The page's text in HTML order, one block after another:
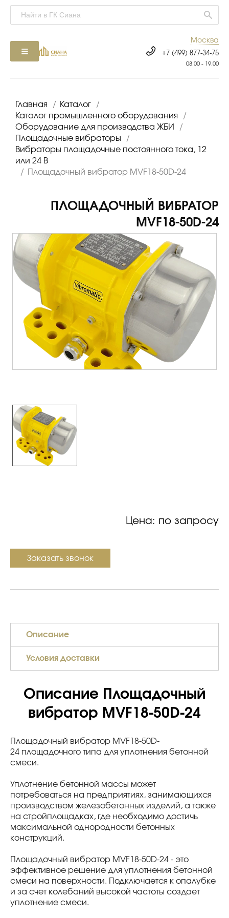
Москва
+7 (499) 877-34-75
08.00 - 19.00
Главная / Каталог
/
Каталог промышленного оборудования
/
Оборудование для производства ЖБИ
/
Площадочные вибраторы
/
Вибраторы площадочные постоянного тока, 12
или 24 В
/
Площадочный вибратор MVF18-50D-24
ПЛОЩАДОЧНЫЙ ВИБРАТОР
MVF18-50D-24
Цена: по запросу
Заказать звонок
Описание
Условия доставки
Описание Площадочный
вибратор MVF18-50D-24
Площадочный вибратор MVF18-50D-
24 площадочного типа для уплотнения бетонной
смеси.
Уплотнение бетонной массы может
потребоваться на предприятиях, занимающихся
производством железобетонных изделий, а также
на стройплощадках, где необходимо достичь
максимальной однородности бетонных
конструкций.
Площадочный вибратор MVF18-50D-24 - это
эффективное решение для уплотнения бетонной
смеси на поверхности. Подключается к опалубке
и за счет колебаний высокой частоты создает
уплотнение смеси.